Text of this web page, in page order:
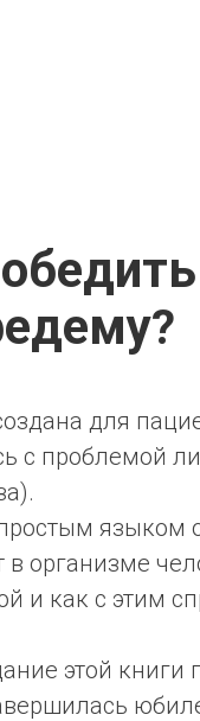
?
для
с проблемой
языком
в организме
и как с этим
этой книги